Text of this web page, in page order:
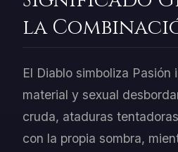
la
El Diablo simboliza Pasión
material y sexual
cruda, ataduras
con la propia sombra,